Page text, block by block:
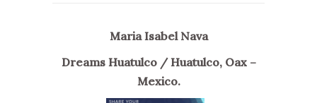
Maria Isabel Nava
Dreams Huatulco / Huatulco, Oax –
Mexico.